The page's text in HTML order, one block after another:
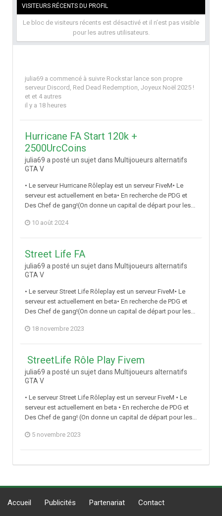
VISITEURS RÉCENTS DU PROFIL
Le bloc de visiteurs récents est désactivé et il n’est pas visible
pour les autres utilisateurs.
julia69 a commencé à suivre Rockstar lance son propre
serveur Discord , Red Dead Redemption, Joyeux Noël 2025 !
et et 4 autres
il y a 18 heures
Hurricane FA Start 120k +
2500UrcCoins
julia69 a posté un sujet dans Multijoueurs alternatifs
GTA V
• Le serveur Hurricane Rôleplay est un serveur FiveM• Le
serveur est actuellement en beta• En recherche de PDG et
Des Chef de gang!(On donne un capital de départ pour les...
10 août 2024
Street Life FA
julia69 a posté un sujet dans Multijoueurs alternatifs
GTA V
• Le serveur Street Life Rôleplay est un serveur FiveM• Le
serveur est actuellement en beta• En recherche de PDG et
Des Chef de gang!(On donne un capital de départ pour les...
18 novembre 2023
StreetLife Rôle Play Fivem
julia69 a posté un sujet dans Multijoueurs alternatifs
GTA V
• Le serveur Street Life Rôleplay est un serveur FiveM • Le
serveur est actuellement en beta • En recherche de PDG et
Des Chef de gang! (On donne un capital de départ pour les...
5 novembre 2023
Accueil Publicités Partenariat Contact